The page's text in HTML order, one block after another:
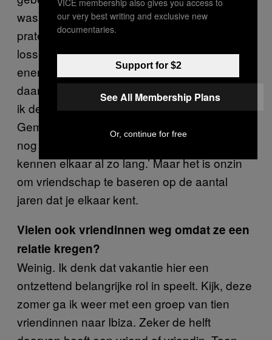
was ik het die moeite deed om het uit te
praten. Initiatief nemen om problemen op te
lossen is voor mij een teken dat iemand
energie wil stoppen in de vriendschap. Ik had
daar steeds minder zin in, en uiteindelijk heb
ik de band doorgesneden.
Gemeenschappelijke vrienden zeggen nu
nog steeds vaak: ‘Kom op, fiks het, jullie
kennen elkaar al zo lang.’ Maar het is onzin
om vriendschap te baseren op de aantal
jaren dat je elkaar kent.
Vielen ook vriendinnen weg omdat ze een
relatie kregen?
Weinig. Ik denk dat vakantie hier een
ontzettend belangrijke rol in speelt. Kijk, deze
zomer ga ik weer met een groep van tien
vriendinnen naar Ibiza. Zeker de helft
our very best writing and exclusive new
documentaries.
Support for $2
See All Membership Plans
Or, continue for free